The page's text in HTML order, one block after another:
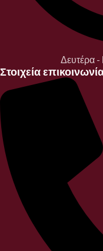
Δευτέρα
Στοιχεία